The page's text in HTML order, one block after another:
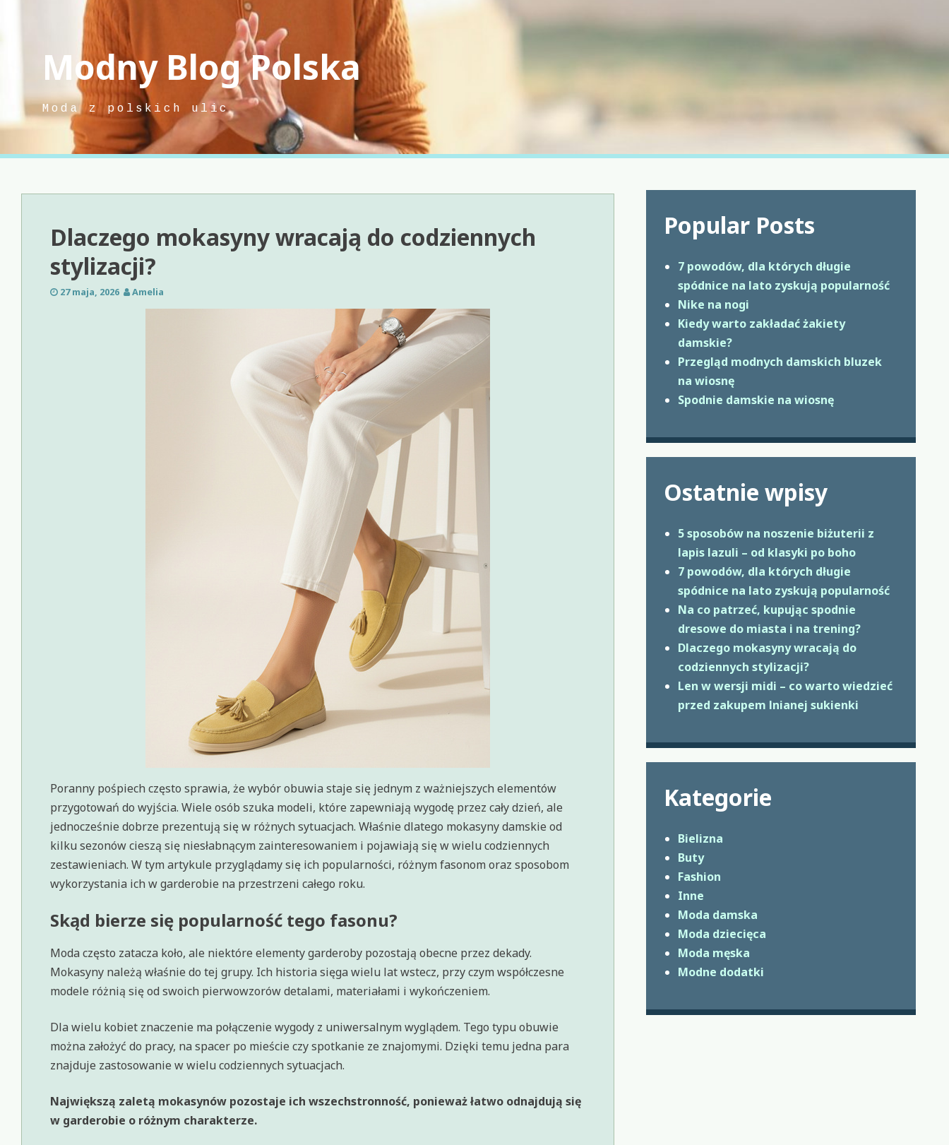
Modny Blog Polska
Moda z polskich ulic
Dlaczego mokasyny wracają do codziennych
stylizacji?
27 maja, 2026 Amelia
Poranny pośpiech często sprawia, że wybór obuwia staje się jednym z ważniejszych elementów
przygotowań do wyjścia. Wiele osób szuka modeli, które zapewniają wygodę przez cały dzień, ale
jednocześnie dobrze prezentują się w różnych sytuacjach. Właśnie dlatego mokasyny damskie od
kilku sezonów cieszą się niesłabnącym zainteresowaniem i pojawiają się w wielu codziennych
zestawieniach. W tym artykule przyglądamy się ich popularności, różnym fasonom oraz sposobom
wykorzystania ich w garderobie na przestrzeni całego roku.
Skąd bierze się popularność tego fasonu?
Moda często zatacza koło, ale niektóre elementy garderoby pozostają obecne przez dekady.
Mokasyny należą właśnie do tej grupy. Ich historia sięga wielu lat wstecz, przy czym współczesne
modele różnią się od swoich pierwowzorów detalami, materiałami i wykończeniem.
Dla wielu kobiet znaczenie ma połączenie wygody z uniwersalnym wyglądem. Tego typu obuwie
można założyć do pracy, na spacer po mieście czy spotkanie ze znajomymi. Dzięki temu jedna para
znajduje zastosowanie w wielu codziennych sytuacjach.
Największą zaletą mokasynów pozostaje ich wszechstronność, ponieważ łatwo odnajdują się
w garderobie o różnym charakterze.
Popular Posts
7 powodów, dla których długie
spódnice na lato zyskują popularność
Nike na nogi
Kiedy warto zakładać żakiety
damskie?
Przegląd modnych damskich bluzek
na wiosnę
Spodnie damskie na wiosnę
Ostatnie wpisy
5 sposobów na noszenie biżuterii z
lapis lazuli – od klasyki po boho
7 powodów, dla których długie
spódnice na lato zyskują popularność
Na co patrzeć, kupując spodnie
dresowe do miasta i na trening?
Dlaczego mokasyny wracają do
codziennych stylizacji?
Len w wersji midi – co warto wiedzieć
przed zakupem lnianej sukienki
Kategorie
Bielizna
Buty
Fashion
Inne
Moda damska
Moda dziecięca
Moda męska
Modne dodatki